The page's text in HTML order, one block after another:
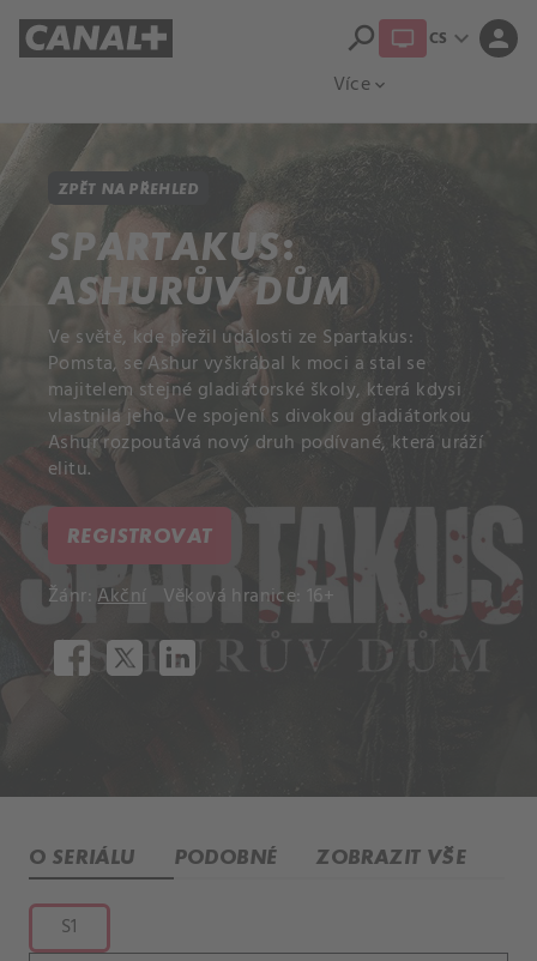
Více expand_more
search CS expand_more person
ZPĚT NA PŘEHLED
SPARTAKUS:
ASHURŮV DŮM
Ve světě, kde přežil události ze Spartakus:
Pomsta, se Ashur vyškrábal k moci a stal se
majitelem stejné gladiátorské školy, která kdysi
vlastnila jeho. Ve spojení s divokou gladiátorkou
Ashur rozpoutává nový druh podívané, která uráží
elitu.
REGISTROVAT
Žánr:Akční Věková hranice: 16+
O SERIÁLU PODOBNÉ ZOBRAZIT VŠE
S1